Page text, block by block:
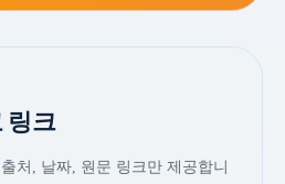
링크
처, 날짜, 원문 링크만 제공합니